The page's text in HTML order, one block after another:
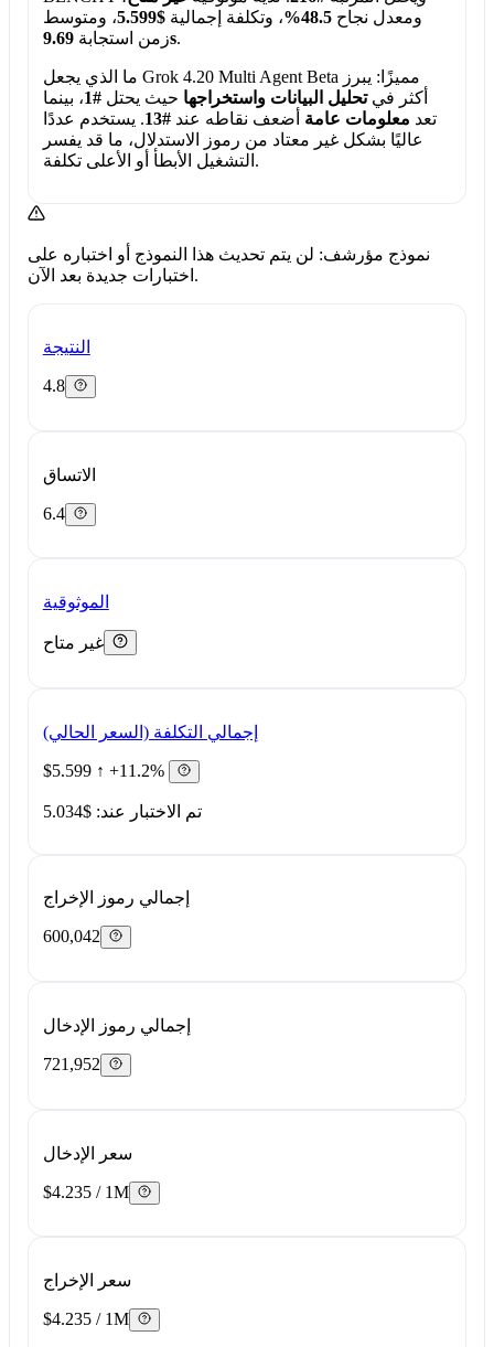
ومعدل نجاح48.5% ، وتكلفة إجمالية$5.599
، ومتوسط
زمن استجابة9.69s.
ما الذي يجعل Grok 4.20 Multi Agent Beta مميزًا: يبرز
أكثر فيتحليل البيانات واستخراجها حيث يحتل#1 ، بينما
تعد معلومات عامة أضعف نقاطه عند#13
. يستخدم عددًا
عاليًا بشكل غير معتاد من رموز الاستدلال، ما قد يفسر
التشغيل الأبطأ أو الأعلى تكلفة.
نموذج مؤرشف: لن يتم تحديث هذا النموذج أو اختباره على
اختبارات جديدة بعد الآن.
النتيجة
4.8
الاتساق
6.4
الموثوقية
غير متاح
إجمالي التكلفة (السعر الحالي)
$5.599 ↑ +11.2%
تم الاختبار عند: $5.034
إجمالي رموز الإخراج
600,042
إجمالي رموز الإدخال
721,952
سعر الإدخال
$4.235 / 1M
سعر الإخراج
$4.235 / 1M